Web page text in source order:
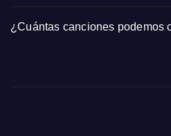
¿Cuántas canciones podemos